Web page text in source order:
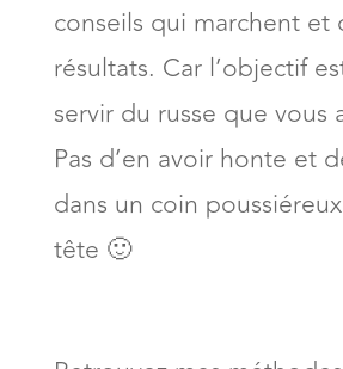
conseils qui marchent et
résultats. Car l’objectif
servir du russe que vous
Pas d’en avoir honte et
dans un coin
tête 🙂